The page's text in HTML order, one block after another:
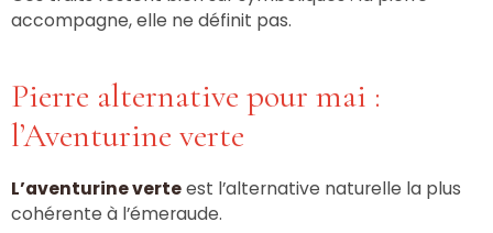
accompagne, elle ne définit pas.
Pierre alternative pour mai :
l’Aventurine verte
L’aventurine verteest l’alternative naturelle la plus
cohérente à l’émeraude.